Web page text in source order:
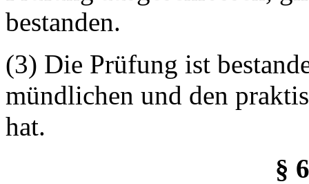
bestanden.
(3) Die Prüfung ist
mündlichen und den
hat.
§